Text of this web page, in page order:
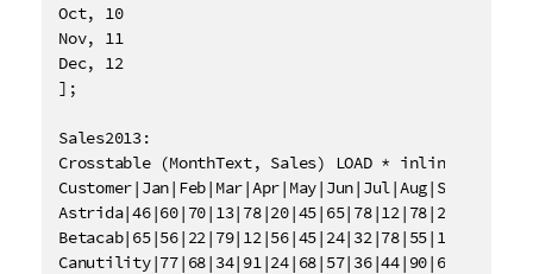
Oct, 10
Nov, 11
Dec, 12
];
Sales2013:
Crosstable (MonthText, Sales) LOAD * inline [
Astrida|46|60|70|13|78|20|45|65|78|12|78|22
Betacab|65|56|22|79|12|56|45|24|32|78|55|15
Canutility|77|68|34|91|24|68|57|36|44|90|67|27